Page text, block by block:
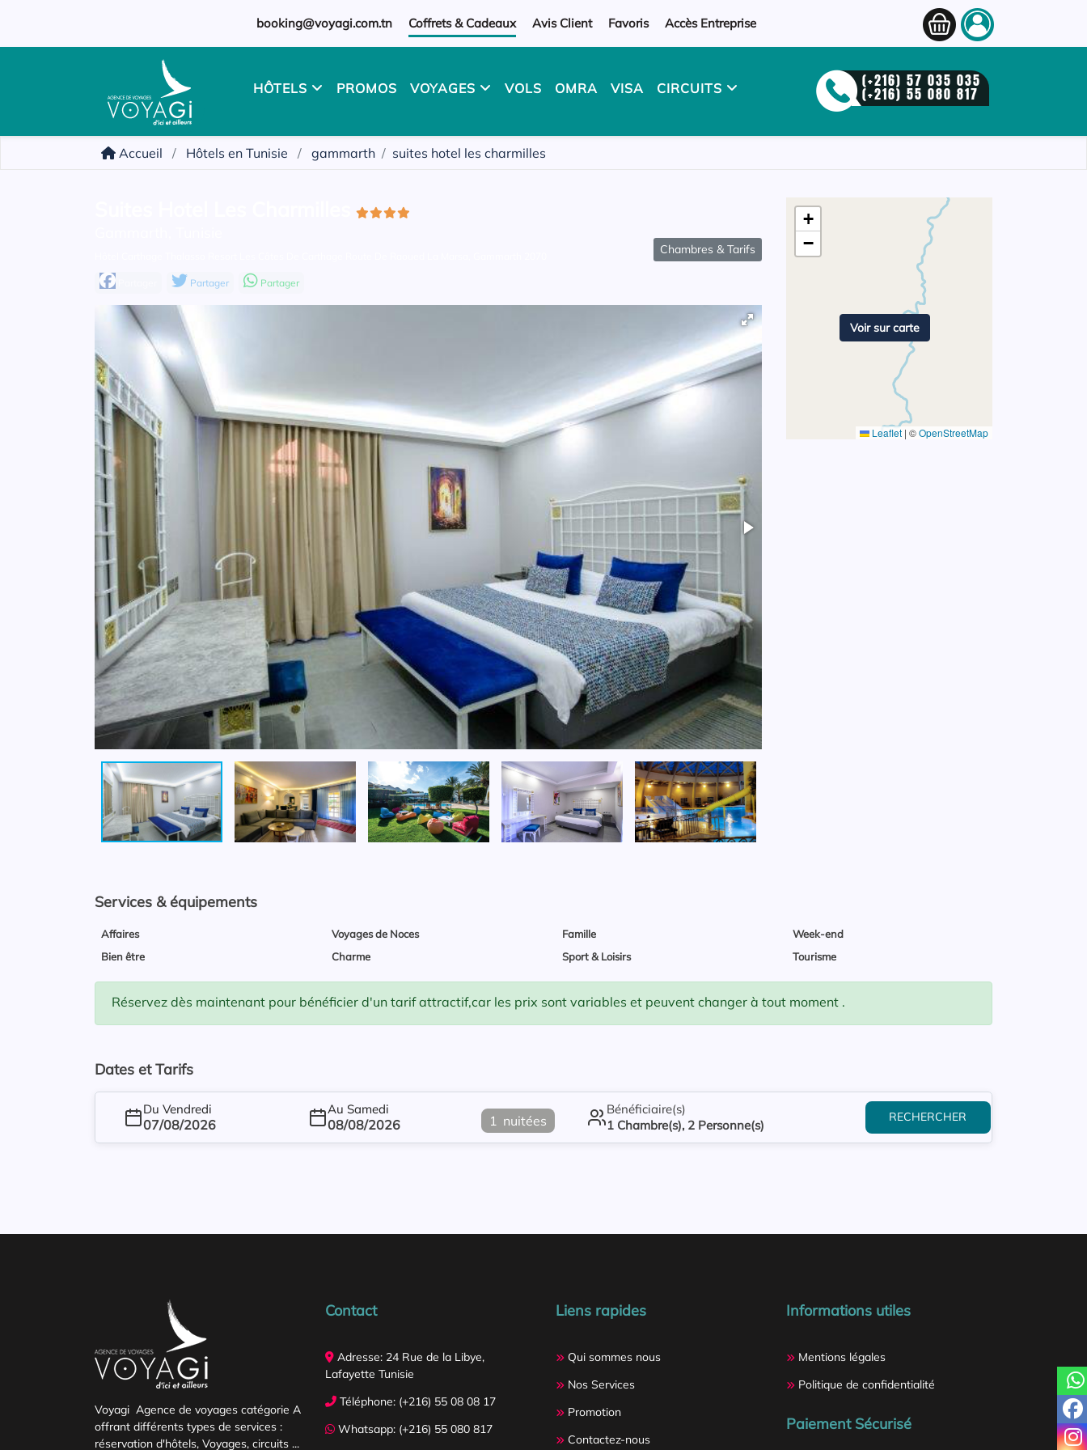
booking@voyagi.com.tn Coffrets & Cadeaux Avis Client Favoris Accès Entreprise
HÔTELS PROMOS VOYAGES VOLS OMRA VISA CIRCUITS (+216) 57 035 035
(+216) 55 080 817
Accueil Hôtels en Tunisie gammarth suites hotel les charmilles
Partager Partager
Chambres & Tarifs
+
−
Leaflet | ©OpenStreetMap
Voir sur carte
Services & équipements
Affaires Voyages de Noces Famille
Week-end
Bien être
Charme Sport & Loisirs Tourisme
Réservez dès maintenant pour bénéficier d'un tarif attractif,car les prix sont variables et peuvent changer à tout moment .
Dates et Tarifs
Du Vendredi
07/08/2026
Au Samedi
08/08/2026 1 nuitées
Bénéficiaire(s)
1Chambre(s), 2 Personne(s)
RECHERCHER
Voyagi Agence de voyages catégorie A
offrant différents types de services :
réservation d'hôtels, Voyages, circuits ...
Contact
Adresse: 24 Rue de la Libye,
Lafayette Tunisie
Téléphone: (+216) 55 08 08 17
Whatsapp: (+216) 55 080 817
Liens rapides
Qui sommes nous
Nos Services
Promotion
Contactez-nous
Informations utiles
Mentions légales
Politique de confidentialité
Paiement Sécurisé